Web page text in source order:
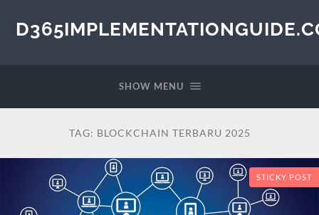
SHOW MENU
TAG: BLOCKCHAIN TERBARU 2025
STICKY POST